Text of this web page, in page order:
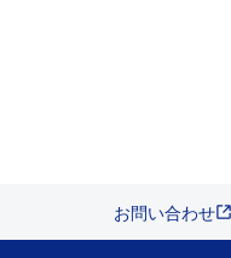
お問い合わせ